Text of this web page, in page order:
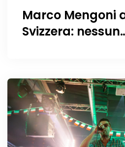
Marco Mengoni
Svizzera: nessun
gigante!)